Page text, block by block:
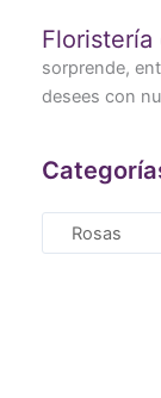
sorprende,
desees con